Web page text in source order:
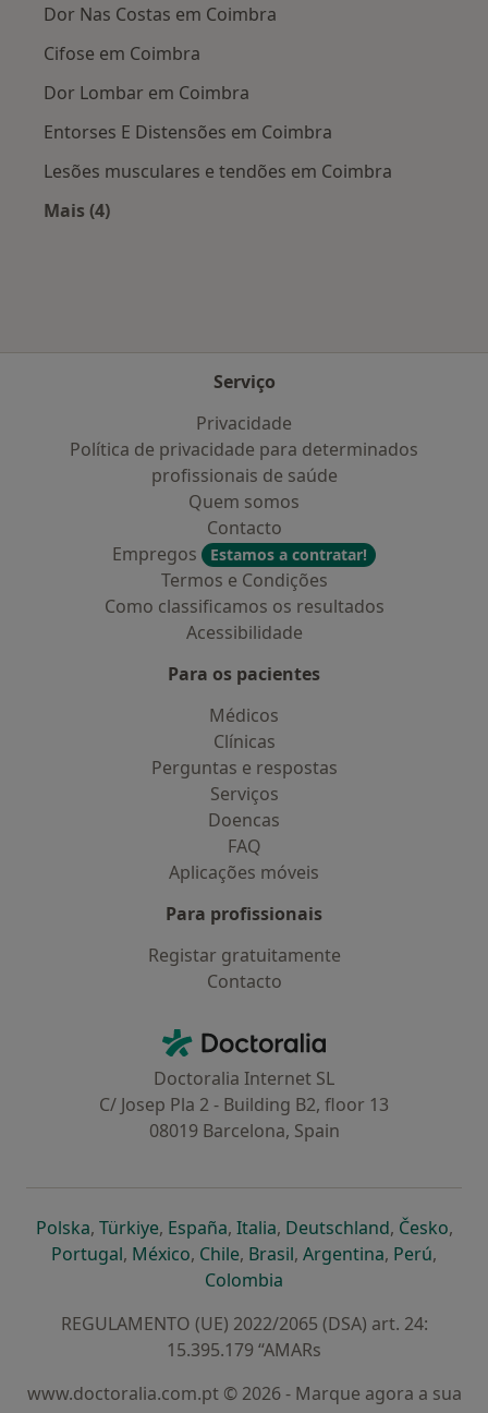
Dor Nas Costas em Coimbra
Cifose em Coimbra
Dor Lombar em Coimbra
Entorses E Distensões em Coimbra
Lesões musculares e tendões em Coimbra
Mais (4)
Serviço
Privacidade
Política de privacidade para determinados
profissionais de saúde
Quem somos
Contacto
Empregos
Estamos a contratar!
Termos e Condições
Como classificamos os resultados
Acessibilidade
Para os pacientes
Médicos
Clínicas
Perguntas e respostas
Serviços
Doencas
FAQ
Aplicações móveis
Para profissionais
Registar gratuitamente
Contacto
Doctoralia - Homepage
Doctoralia Internet SL
C/ Josep Pla 2 - Building B2, floor 13
08019 Barcelona, Spain
Polskaabre num novo separador
, Türkiyeabre num novo separador
, Españaabre num novo separador
, Italiaabre num novo
, Deutschlandabre num
, Česko,
Portugalabre num novo separador
, Méxicoabre num novo separador
, Chileabre num novo separador
, Brasilabre num novo
, Argentinaabre num
, Perúabre
,
Colombia
REGULAMENTO (UE) 2022/2065 (DSA) art. 24:
15.395.179 “AMARs
www.doctoralia.com.pt © 2026 - Marque agora a sua